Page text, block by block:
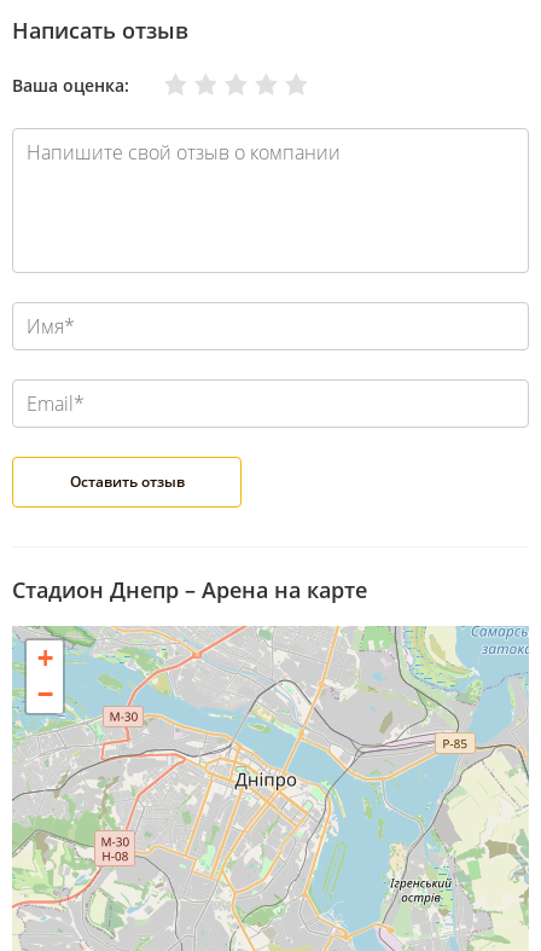
Написать отзыв
Ваша оценка: Отлично
Хорошо
Нормально
Плохо
Очень плохо
Стадион Днепр – Арена на карте
+
−